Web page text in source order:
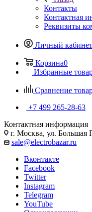
Контакты
Контактная
Реквизиты
Личный кабинет
Корзина0
Избранные
Сравнение
+7 499 265-28-63
Контактная информация
г. Москва, ул. Большая
sale@electrobazar.ru
Вконтакте
Facebook
Twitter
Instagram
Telegram
YouTube